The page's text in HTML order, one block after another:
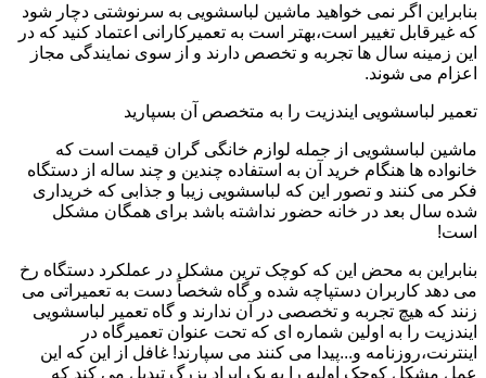
بنابراین اگر نمی خواهید ماشین لباسشویی به سرنوشتی دچار شود
که غیرقابل تغییر است،بهتر است به تعمیرکارانی اعتماد کنید که در
این زمینه سال ها تجربه و تخصص دارند و از سوی نمایندگی مجاز
اعزام می شوند.
تعمیر لباسشویی ایندزیت را به متخصص آن بسپارید
ماشین لباسشویی از جمله لوازم خانگی گران قیمت است که
خانواده ها هنگام خرید آن به استفاده چندین و چند ساله از دستگاه
فکر می کنند و تصور این که لباسشویی زیبا و جذابی که خریداری
شده سال بعد در خانه حضور نداشته باشد برای همگان مشکل
است!
بنابراین به محض این که کوچک ترین مشکل در عملکرد دستگاه رخ
می دهد کاربران دستپاچه شده و گاه شخصاً دست به تعمیراتی می
زنند که هیچ تجربه و تخصصی در آن ندارند و گاه تعمیر لباسشویی
ایندزیت را به اولین شماره ای که تحت عنوان تعمیرگاه در
اینترنت،روزنامه و...پیدا می کنند می سپارند! غافل از این که این
عمل مشکل کوچک اولیه را به یک ایراد بزرگ تبدیل می کند که